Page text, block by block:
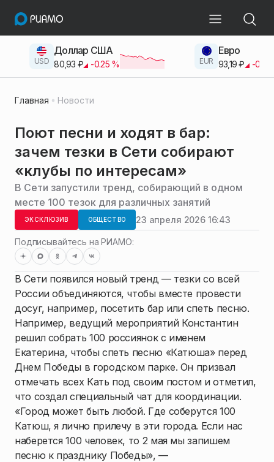
USD
Доллар США
80,93 ₽ -0.25% EUR
Евро
93,19 ₽ -0.42
Главная Новости
Поют песни и ходят в бар:
зачем тезки в Сети собирают
«клубы по интересам»
В Сети запустили тренд, собирающий в одном
месте 100 тезок для различных занятий
ЭКСКЛЮЗИВ ОБЩЕСТВО 23 апреля 2026 16:43
Подписывайтесь на РИАМО:
В Сети появился новый тренд — тезки со всей
России объединяются, чтобы вместе провести
досуг, например, посетить бар или спеть песню.
Например, ведущий мероприятий Константин
решил собрать 100 россиянок с именем
Екатерина, чтобы спеть песню «Катюша» перед
Днем Победы в городском парке. Он призвал
отмечать всех Кать под своим постом и отметил,
что создал специальный чат для координации.
«Город может быть любой. Где соберутся 100
Катюш, я лично прилечу в эти города. Если нас
наберется 100 человек, то 2 мая мы запишем
песню к празднику Победы», —